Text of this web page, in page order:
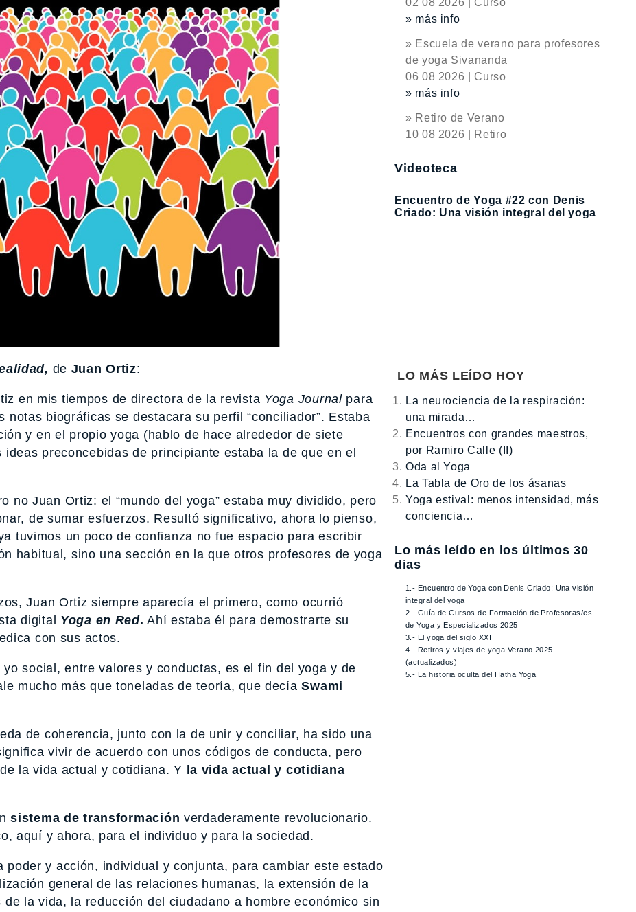
de Juan Ortiz:
en mis tiempos de directora de la revista Yoga Journalpara
biográficas se destacara su perfil “conciliador”. Estaba
y en el propio yoga (hablo de hace alrededor de siete
preconcebidas de principiante estaba la de que en el
no Juan Ortiz: el “mundo del yoga” estaba muy dividido, pero
de sumar esfuerzos. Resultó significativo, ahora lo pienso,
tuvimos un poco de confianza no fue espacio para escribir
habitual, sino una sección en la que otros profesores de yoga
Juan Ortiz siempre aparecía el primero, como ocurrió
digital Yoga en Red. Ahí estaba él para demostrarte su
con sus actos.
social, entre valores y conductas, es el fin del yoga y de
mucho más que toneladas de teoría, que decíaSwami
de coherencia, junto con la de unir y conciliar, ha sido una
vivir de acuerdo con unos códigos de conducta, pero
la vida actual y cotidiana. Y la vida actual y cotidiana
sistema de transformación verdaderamente revolucionario.
aquí y ahora, para el individuo y para la sociedad.
poder y acción, individual y conjunta, para cambiar este estado
general de las relaciones humanas, la extensión de la
la vida, la reducción del ciudadano a hombre económico sin
02 08 2026 | Curso
» más info
» Escuela de verano para profesores
de yoga Sivananda
06 08 2026 | Curso
» más info
» Retiro de Verano
10 08 2026 | Retiro
Videoteca
Encuentro de Yoga #22 con Denis
Criado: Una visión integral del yoga
LO MÁS LEÍDO HOY
La neurociencia de la respiración:
una mirada…
Encuentros con grandes maestros,
por Ramiro Calle (II)
Oda al Yoga
La Tabla de Oro de los ásanas
Yoga estival: menos intensidad, más
conciencia…
Lo más leído en los últimos 30
dias
1.- Encuentro de Yoga con Denis Criado: Una visión
integral del yoga
2.- Guía de Cursos de Formación de Profesoras/es
de Yoga y Especializados 2025
3.- El yoga del siglo XXI
4.- Retiros y viajes de yoga Verano 2025
(actualizados)
5.- La historia oculta del Hatha Yoga